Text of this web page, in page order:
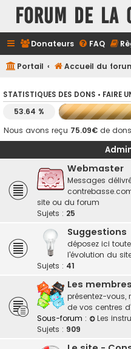
FORUM DE LA
Donateurs FAQ
Portail Accueil du
STATISTIQUES DES DONS • FAIRE
53.64 %
Nous avons reçu 75.09€ de
Webmaster
Messages
site ou du forum
Sujets : 25
Suggestions
déposez ici
l'évolution du
Sujets : 41
Les
présentez-vous,
de vos centres
Sous-forum :
Les
Sujets : 909